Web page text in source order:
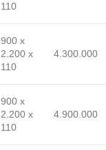
110
900 x
2.200 x
110
4.300.000
900 x
2.200 x
110
4.900.000